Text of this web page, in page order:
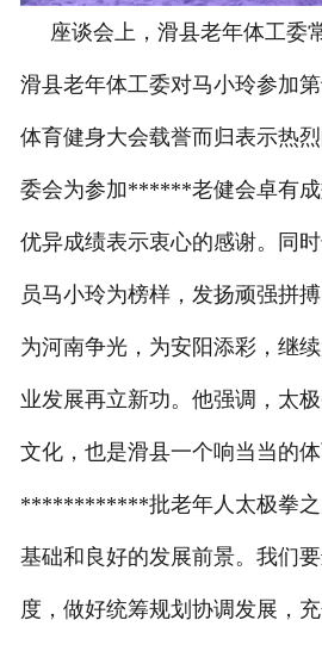
座谈会上，滑县老年体工委
滑县老年体工委对马小玲参加
体育健身大会载誉而归表示热
委会为参加******老健会卓有
优异成绩表示衷心的感谢。同
员马小玲为榜样，发扬顽强拼
为河南争光，为安阳添彩，继
业发展再立新功。他强调，太
文化，也是滑县一个响当当的
************批老年人太极拳之
基础和良好的发展前景。我们
度，做好统筹规划协调发展，